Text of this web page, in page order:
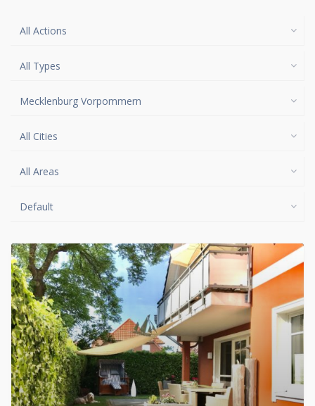
All Actions
All Types
Mecklenburg Vorpommern
All Cities
All Areas
Default